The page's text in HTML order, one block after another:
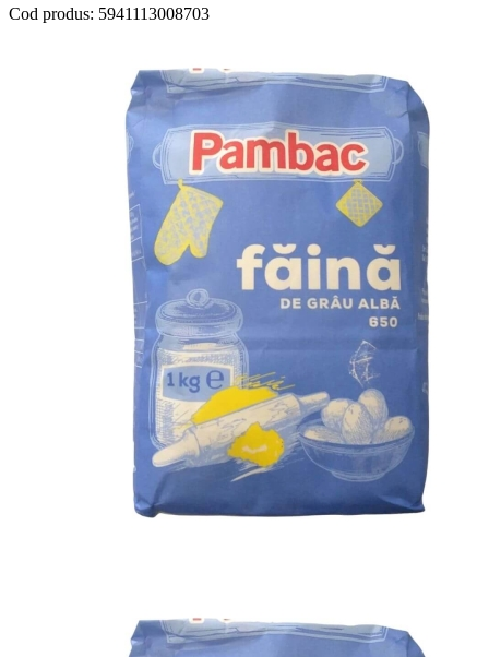
Cod produs: 5941113008703